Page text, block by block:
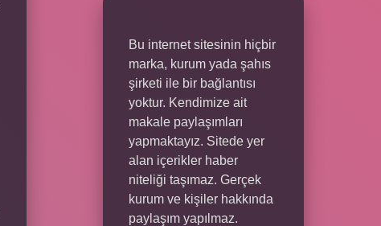
Bu internet sitesinin hiçbir
marka, kurum yada şahıs
şirketi ile bir bağlantısı
yoktur. Kendimize ait
makale paylaşımları
yapmaktayız. Sitede yer
alan içerikler haber
niteliği taşımaz. Gerçek
kurum ve kişiler hakkında
paylaşım yapılmaz.